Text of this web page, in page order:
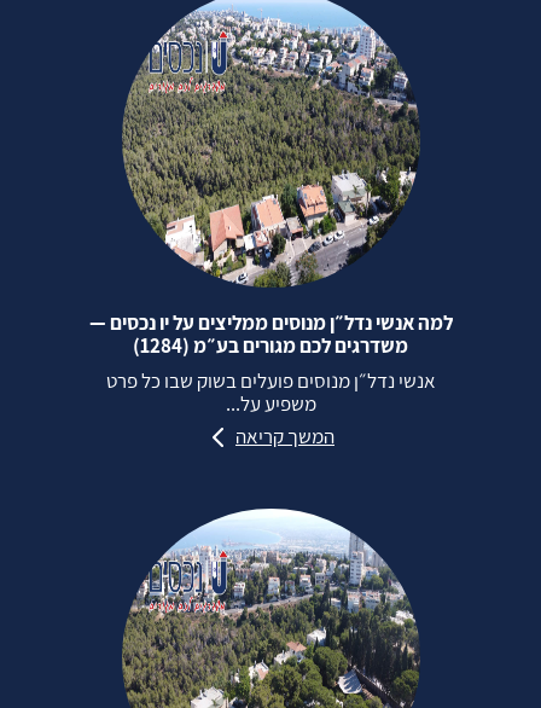
למה אנשי נדל״ן מנוסים ממליצים על יו נכסים —
משדרגים לכם מגורים בע״מ (1284)
אנשי נדל״ן מנוסים פועלים בשוק שבו כל פרט
משפיע על...
המשך קריאה